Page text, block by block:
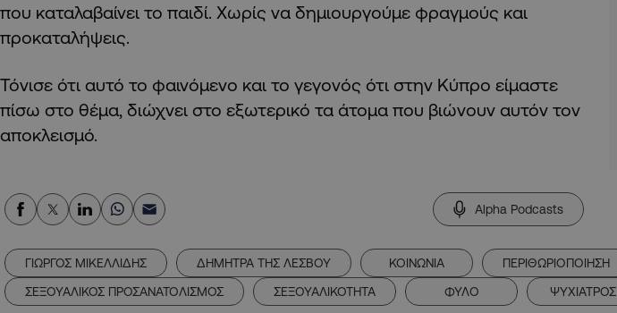
που καταλαβαίνει το παιδί. Χωρίς να δημιουργούμε φραγμούς και
προκαταλήψεις.
Τόνισε ότι αυτό το φαινόμενο και το γεγονός ότι στην Κύπρο είμαστε
πίσω στο θέμα, διώχνει στο εξωτερικό τα άτομα που βιώνουν αυτόν τον
αποκλεισμό.
Alpha Podcasts
ΓΙΩΡΓΟΣ ΜΙΚΕΛΛΙΔΗΣ ΔΗΜΗΤΡΑ ΤΗΣ ΛΕΣΒΟΥ ΚΟΙΝΩΝΙΑ
ΠΕΡΙΘΩΡΙΟΠΟΙΗΣΗ
ΣΕΞΟΥΑΛΙΚΟΣ ΠΡΟΣΑΝΑΤΟΛΙΣΜΟΣ
ΣΕΞΟΥΑΛΙΚΟΤΗΤΑ ΦΥΛΟ ΨΥΧΙΑΤΡΟΣ